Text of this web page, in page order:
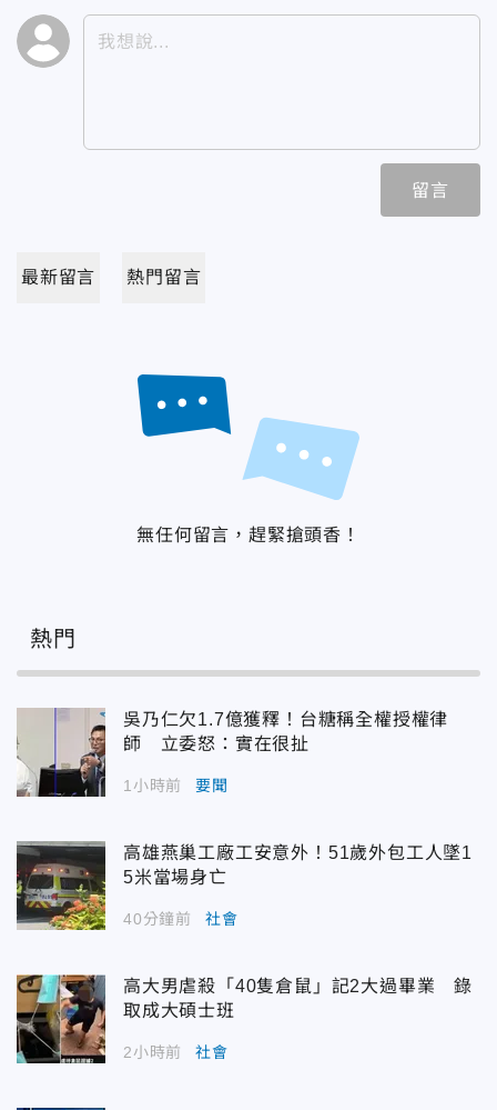
留言
最新留言 熱門留言
無任何留言，趕緊搶頭香！
熱門
吳乃仁欠1.7億獲釋！台糖稱全權授權律
師 立委怒：實在很扯
1小時前 要聞
高雄燕巢工廠工安意外！51歲外包工人墜1
5米當場身亡
40分鐘前 社會
高大男虐殺「40隻倉鼠」記2大過畢業 錄
取成大碩士班
2小時前 社會